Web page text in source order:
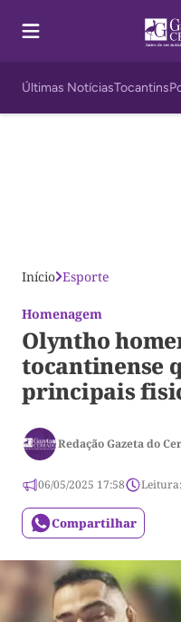
Últimas NotíciasTocantins
Início Esporte
Homenagem
Olyntho
tocantinense
principais
Redação Gazeta do
06/05/2025 17:58 Leitura:
Compartilhar